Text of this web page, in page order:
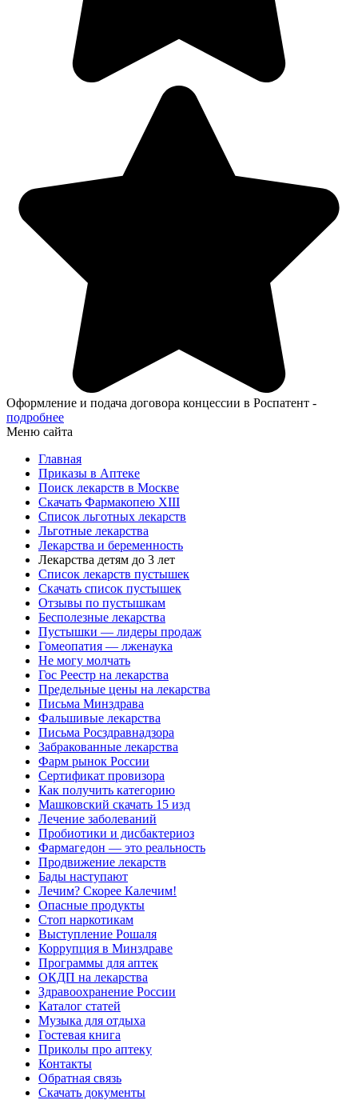
Оформление и подача договора концессии в Роспатент -
подробнее
Меню сайта
Главная
Приказы в Аптеке
Поиск лекарств в Москве
Скачать Фармакопею XIII
Список льготных лекарств
Льготные лекарства
Лекарства и беременность
Лекарства детям до 3 лет
Список лекарств пустышек
Скачать список пустышек
Отзывы по пустышкам
Бесполезные лекарства
Пустышки — лидеры продаж
Гомеопатия — лженаука
Не могу молчать
Гос Реестр на лекарства
Предельные цены на лекарства
Письма Минздрава
Фальшивые лекарства
Письма Росздравнадзора
Забракованные лекарства
Фарм рынок России
Сертификат провизора
Как получить категорию
Машковский скачать 15 изд
Лечение заболеваний
Пробиотики и дисбактериоз
Фармагедон — это реальность
Продвижение лекарств
Бады наступают
Лечим? Скорее Калечим!
Опасные продукты
Стоп наркотикам
Выступление Рошаля
Коррупция в Минздраве
Программы для аптек
ОКДП на лекарства
Здравоохранение России
Каталог статей
Музыка для отдыха
Гостевая книга
Приколы про аптеку
Контакты
Обратная связь
Скачать документы